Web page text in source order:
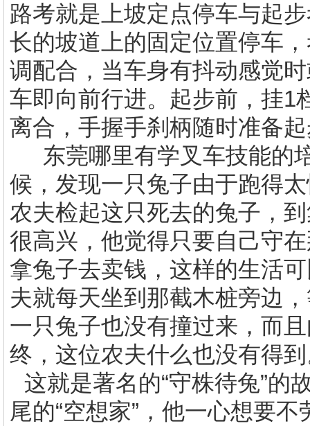
路考就是上坡定点停车与起
长的坡道上的固定位置停车
调配合，当车身有抖动感觉
车即向前行进。起步前，挂1
离合，手握手刹柄随时准备
东莞哪里有学叉车技能的
候，发现一只兔子由于跑得
农夫检起这只死去的兔子，
很高兴，他觉得只要自己守
拿兔子去卖钱，这样的生活
夫就每天坐到那截木桩旁边
一只兔子也没有撞过来，而
终，这位农夫什么也没有得
这就是著名的“守株待兔”的
尾的“空想家”，他一心想要